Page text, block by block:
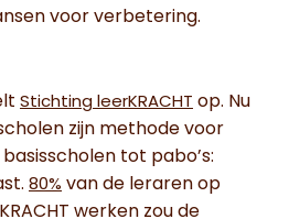
voor verbetering.
Stichting leerKRACHT op. Nu
zijn methode voor
tot pabo’s:
80% van de leraren op
werken zou de